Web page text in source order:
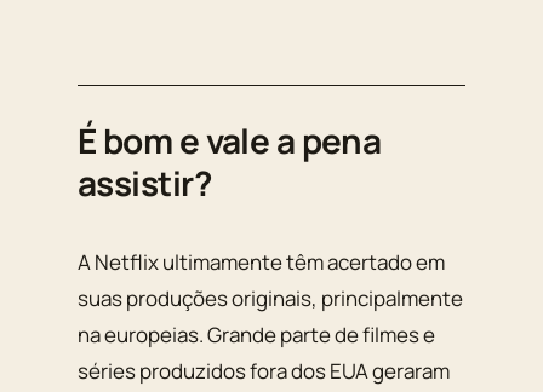
É bom e vale a pena
assistir?
A Netflix ultimamente têm acertado em
suas produções originais, principalmente
na europeias. Grande parte de filmes e
séries produzidos fora dos EUA geraram